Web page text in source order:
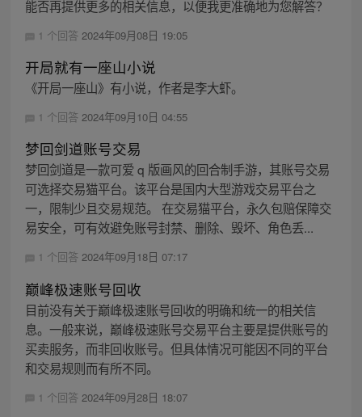
能否再提供更多的相关信息，以便我更准确地为您解答？
1 个回答 2024年09月08日 19:05
开局就有一座山小说
《开局一座山》有小说，作者是李大虾。
1 个回答 2024年09月10日 04:55
梦回剑道账号交易
梦回剑道是一款可爱 q 版画风的回合制手游，其账号交易
可选择交易猫平台。该平台是国内大型游戏交易平台之
一，限制少且交易规范。 在交易猫平台，永久包赔保障交
易安全，可有效避免账号封禁、删除、毁坏、角色丢...
1 个回答 2024年09月18日 07:17
巅峰极速账号回收
目前没有关于巅峰极速账号回收的明确和统一的相关信
息。一般来说，巅峰极速账号交易平台主要是提供账号的
买卖服务，而非回收账号。但具体情况可能因不同的平台
和交易规则而有所不同。
1 个回答 2024年09月28日 18:07